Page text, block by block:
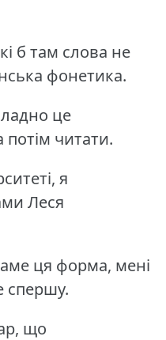
б там слова не
фонетика.
це
потім читати.
я
Леся
ця форма, мені
спершу.
що